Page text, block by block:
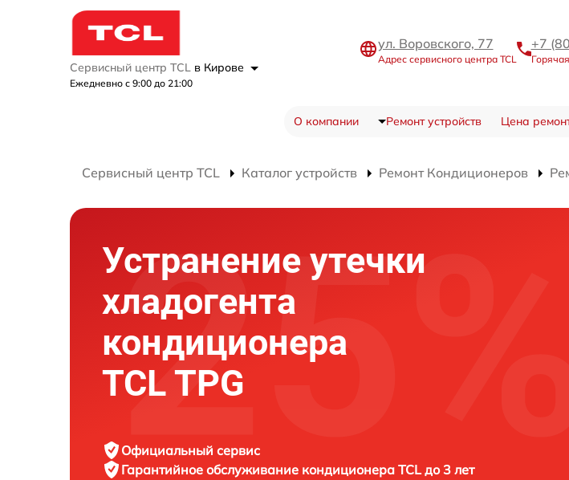
Сервисный центр TCL в Кирове
Ежедневно с 9:00 до 21:00
ул. Воровского, 77
Адрес сервисного центра TCL
+7
О компании Ремонт устройств Цена
Сервисный центр TCL Каталог устройств Ремонт Кондиционеров
Устранение утечки
хладогента
кондиционера
TCL TPG
Официальный сервис
Гарантийное обслуживание кондиционера TCL до 3 лет